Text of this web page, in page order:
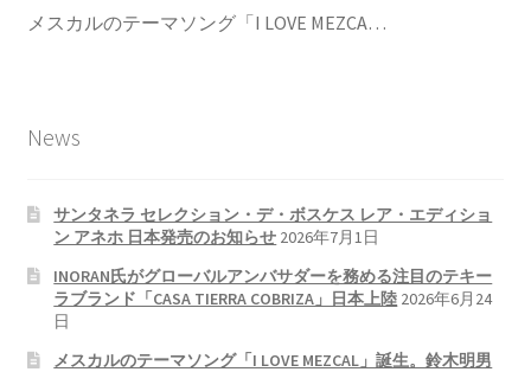
メスカルのテーマソング「I LOVE MEZCA…
News
サンタネラ セレクション・デ・ボスケス レア・エディショ
ン アネホ 日本発売のお知らせ 2026年7月1日
INORAN氏がグローバルアンバサダーを務める注目のテキー
ラブランド「CASA TIERRA COBRIZA」日本上陸 2026年6月24
日
メスカルのテーマソング「I LOVE MEZCAL」誕生。鈴木明男